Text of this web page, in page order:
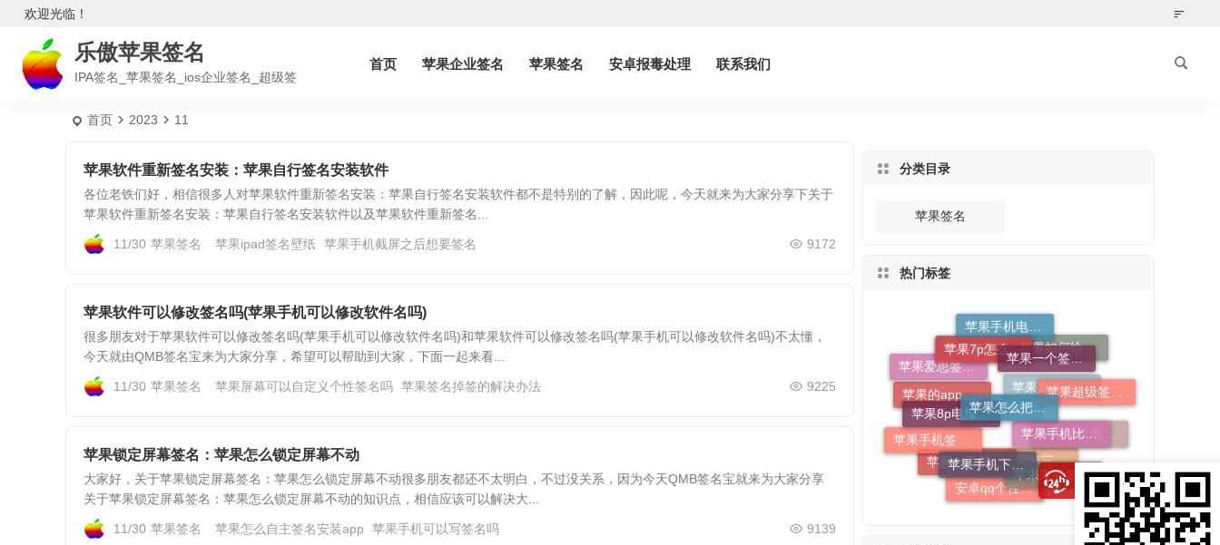
欢迎光临！
乐傲苹果签名
IPA签名_苹果签名_ios企业签名_超级签
首页 苹果企业签名 苹果签名 安卓报毒处理 联系我们
首页 2023 11
苹果软件重新签名安装：苹果自行签名安装软件
各位老铁们好，相信很多人对苹果软件重新签名安装：苹果自行签名安装软件都不是特别的了解，因此呢，今天就来为大家分享下关于
苹果软件重新签名安装：苹果自行签名安装软件以及苹果软件重新签名...
11/30 苹果签名 9172
苹果ipad签名壁纸 苹果手机截屏之后想要签名
苹果软件可以修改签名吗(苹果手机可以修改软件名吗)
很多朋友对于苹果软件可以修改签名吗(苹果手机可以修改软件名吗)和苹果软件可以修改签名吗(苹果手机可以修改软件名吗)不太懂，
今天就由QMB签名宝来为大家分享，希望可以帮助到大家，下面一起来看...
11/30 苹果签名 9225
苹果屏幕可以自定义个性签名吗 苹果签名掉签的解决办法
苹果锁定屏幕签名：苹果怎么锁定屏幕不动
大家好，关于苹果锁定屏幕签名：苹果怎么锁定屏幕不动很多朋友都还不太明白，不过没关系，因为今天QMB签名宝就来为大家分享
关于苹果锁定屏幕签名：苹果怎么锁定屏幕不动的知识点，相信应该可以解决大...
11/30 苹果签名 9139
苹果怎么自主签名安装app 苹果手机可以写签名吗
分类目录
苹果签名
热门标签
个人苹果开发者第三方app签名
苹果手机电子签名字体能加粗吗
苹果最新版本电报签名不能居中
苹果怎么把图片上的签名抠出来
苹果的app为什么一直要签名
苹果爱思签名成功怎么弄到手机上
苹果7p怎么在锁屏设置个性签名
苹果一个签名码多开电报会限制么
苹果手机电报签名怎么弄第二行
苹果6s第三方软件签名
苹果4s手机乔布斯签名版
苹果8p电报签名怎么设置到中间
苹果怎么把纸上的签名弄进电子版
苹果手机比较好用的照片签名软件
苹果未签名系统还能降级吗
安卓qq个性签名苹果看不见吗
苹果手机下载显示一直在签名